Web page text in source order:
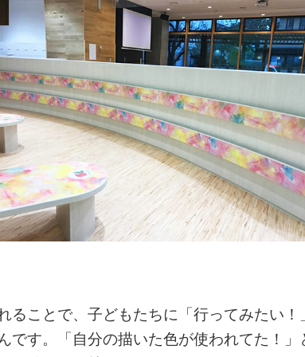
ることで、子どもたちに「行ってみたい！
です。「自分の描いた色が使われてた！」